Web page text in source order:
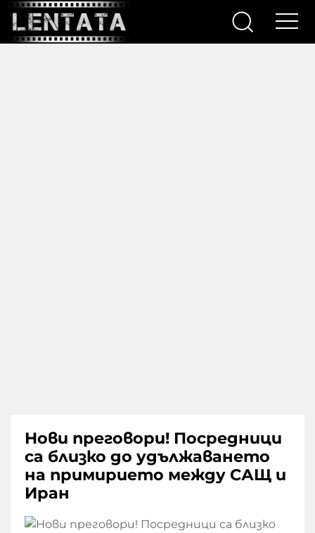
Нови преговори! Посредници
са близко до удължаването
на примирието между САЩ и
Иран